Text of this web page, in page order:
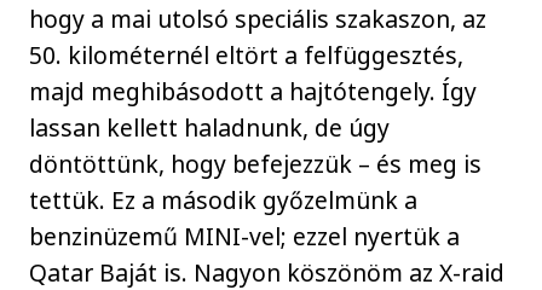
hogy a mai utolsó speciális szakaszon, az
50. kilométernél eltört a felfüggesztés,
majd meghibásodott a hajtótengely. Így
lassan kellett haladnunk, de úgy
döntöttünk, hogy befejezzük – és meg is
tettük. Ez a második győzelmünk a
benzinüzemű MINI-vel; ezzel nyertük a
Qatar Baját is. Nagyon köszönöm az X-raid